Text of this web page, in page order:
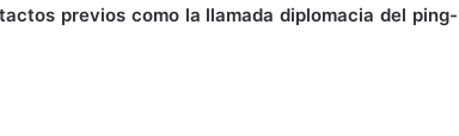
previos como la llamada diplomacia del ping-